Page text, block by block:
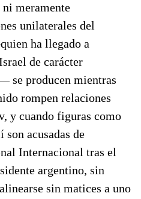
meramente
unilaterales del
ha llegado a
de carácter
se producen mientras
rompen relaciones
y cuando figuras como
acusadas de
Internacional tras el
argentino, sin
sin matices a uno